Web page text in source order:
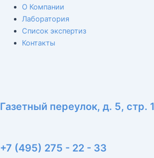
О Компании
Лаборатория
Список экспертиз
Контакты
Газетный переулок, д. 5, стр. 1
+7 (495) 275 - 22 - 33